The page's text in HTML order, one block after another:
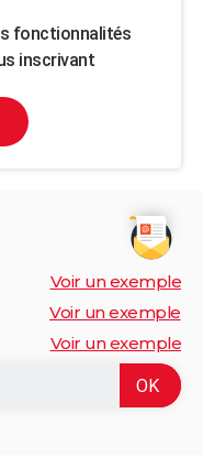
fonctionnalités
inscrivant
Voir un exemple
Voir un exemple
Voir un exemple